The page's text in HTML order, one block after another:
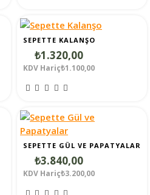
SEPETTE KALANŞO
₺1.320,00
KDV Hariç₺1.100,00
SEPETTE GÜL VE PAPATYALAR
₺3.840,00
KDV Hariç₺3.200,00